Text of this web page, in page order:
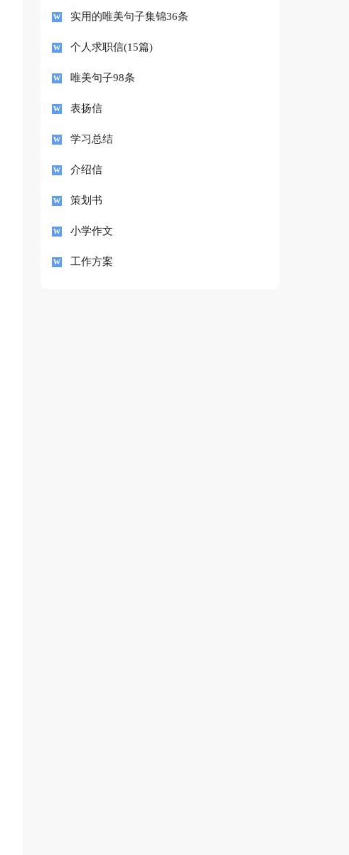
实用的唯美句子集锦36条
个人求职信(15篇)
唯美句子98条
表扬信
学习总结
介绍信
策划书
小学作文
工作方案